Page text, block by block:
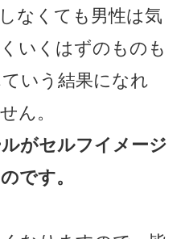
なくても男性は気
いくはずのものも
いう結果になれ
ん。
がセルフイメージ
です。